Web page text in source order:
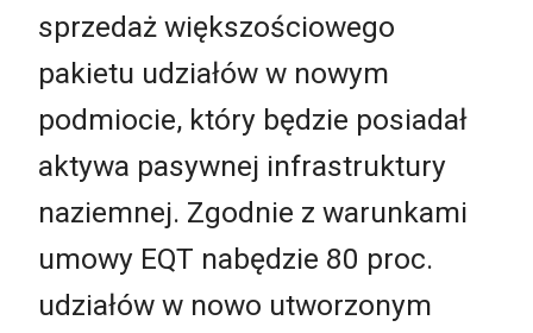
sprzedaż większościowego
pakietu udziałów w nowym
podmiocie, który będzie posiadał
aktywa pasywnej infrastruktury
naziemnej. Zgodnie z warunkami
umowy EQT nabędzie 80 proc.
udziałów w nowo utworzonym